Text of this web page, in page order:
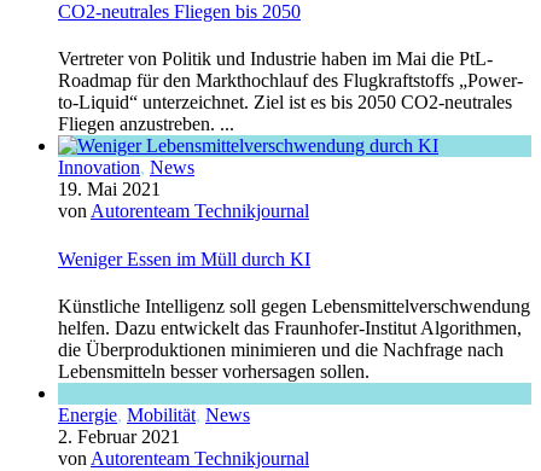
CO2-neutrales Fliegen bis 2050
Vertreter von Politik und Industrie haben im Mai die PtL-
Roadmap für den Markthochlauf des Flugkraftstoffs „Power-
to-Liquid“ unterzeichnet. Ziel ist es bis 2050 CO2-neutrales
Fliegen anzustreben. ...
Innovation, News
19. Mai 2021
von Autorenteam Technikjournal
Weniger Essen im Müll durch KI
Künstliche Intelligenz soll gegen Lebensmittelverschwendung
helfen. Dazu entwickelt das Fraunhofer-Institut Algorithmen,
die Überproduktionen minimieren und die Nachfrage nach
Lebensmitteln besser vorhersagen sollen.
Energie, Mobilität, News
2. Februar 2021
von Autorenteam Technikjournal